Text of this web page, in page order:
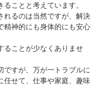
ことと考えています。
れるのは当然ですが、解決
精神的にも身体的にも安心
ることが少なくありませ
ですが、万が一トラブルに
任せて、仕事や家庭、趣味